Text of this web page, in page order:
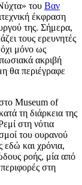
του Βαν
έκφραση
της. Σήμερα,
τους ερευνητές
μόνο ως
ακριβή
θα περιέγραφε
Museum of
τη διάρκεια της
στη νότια
του ουρανού
εδώ και χρόνια,
ροής, μία από
στη